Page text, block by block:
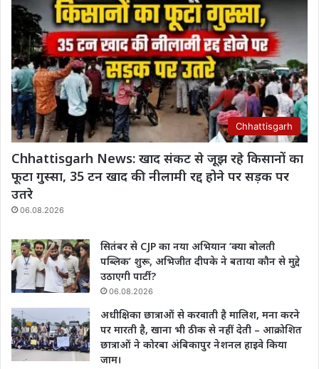
Chhattisgarh
Chhattisgarh News: खाद संकट से जूझ रहे किसानों का
फूटा गुस्सा, 35 टन खाद की नीलामी रद्द होने पर सड़क पर
उतरे
06.08.2026
सितंबर से CJP का नया अभियान ‘क्या बोलती
पब्लिक’ शुरू, अभिजीत दीपके ने बताया कौन से मुद्दे
उठाएगी पार्टी?
06.08.2026
अधीक्षिका छात्राओं से करवाती है मालिश, मना करने
पर मारती है, खाना भी ठीक से नहीं देती – आक्रोशित
छात्राओं ने कोरबा अंबिकापुर नेशनल हाइवे किया
जाम।